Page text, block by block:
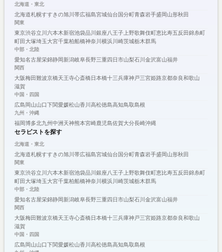
北海道・東北
北海道札幌すすきの旭川帯広福島宮城仙台国分町青森岩手盛岡山形秋田
関東
東京渋谷立川六本木新宿池袋品川銀座 八王子 上野歌舞伎町恵比寿五反田錦糸町
町田大塚埼玉大宮千葉柏船橋神奈川横浜川崎茨城栃木群馬
中部・北陸
愛知名古屋栄錦静岡新潟岐阜長野三重四日市山梨石川金沢富山福井
関西
大阪梅田難波京橋天王寺心斎橋日本橋十三兵庫神戸三宮姫路京都奈良和歌山
滋賀
中国・四国
広島岡山山口下関愛媛松山香川高松徳島高知鳥取島根
九州・沖縄
福岡博多北九州中洲天神熊本宮崎鹿児島佐賀大分長崎沖縄
セラピストを探す
北海道・東北
北海道札幌すすきの旭川帯広福島宮城仙台国分町青森岩手盛岡山形秋田
関東
東京渋谷立川六本木新宿池袋品川銀座 八王子 上野歌舞伎町恵比寿五反田錦糸町
町田大塚埼玉大宮千葉柏船橋神奈川横浜川崎茨城栃木群馬
中部・北陸
愛知名古屋栄錦静岡新潟岐阜長野三重四日市山梨石川金沢富山福井
関西
大阪梅田難波京橋天王寺心斎橋日本橋十三兵庫神戸三宮姫路京都奈良和歌山
滋賀
中国・四国
広島岡山山口下関愛媛松山香川高松徳島高知鳥取島根